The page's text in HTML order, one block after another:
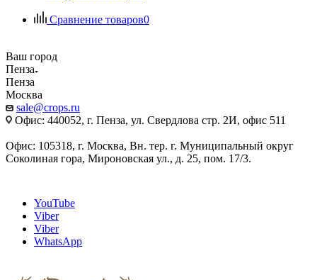
Сравнение товаров0
Ваш город
Пенза
Пенза
Москва
sale@crops.ru
Офис: 440052, г. Пенза, ул. Свердлова стр. 2И, офис 511
Офис: 105318, г. Москва, Вн. тер. г. Муниципальный округ
Соколиная гора, Мироновская ул., д. 25, пом. 17/3.
YouTube
Viber
Viber
WhatsApp